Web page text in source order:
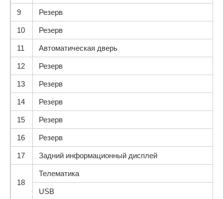
9 Резерв
10 Резерв
11 Автоматическая дверь
12 Резерв
13 Резерв
14 Резерв
15 Резерв
16 Резерв
17 Задний информационный дисплей
18
Телематика
USB